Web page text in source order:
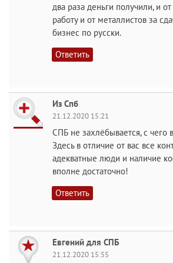
два раза деньги получили, и от
работу и от металлистов за
бизнес по русски.
Ответить
Из Спб
21.12.2020 15:21
СПБ не захлёбывается, с чего
Здесь в отличие от вас все
адекватные люди и наличие
вполне достаточно!
Ответить
Евгений для СПБ
21.12.2020 15:55